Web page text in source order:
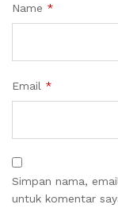
Name *
Email *
Simpan nama,
untuk komentar